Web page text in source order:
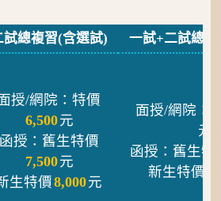
試總複習(含選試) 一試+二試總
授/網院：特價
6,500元
函授：舊生特價
7,500元
生特價8,000元
面授/網院：
元
函授：舊生特
新生特價